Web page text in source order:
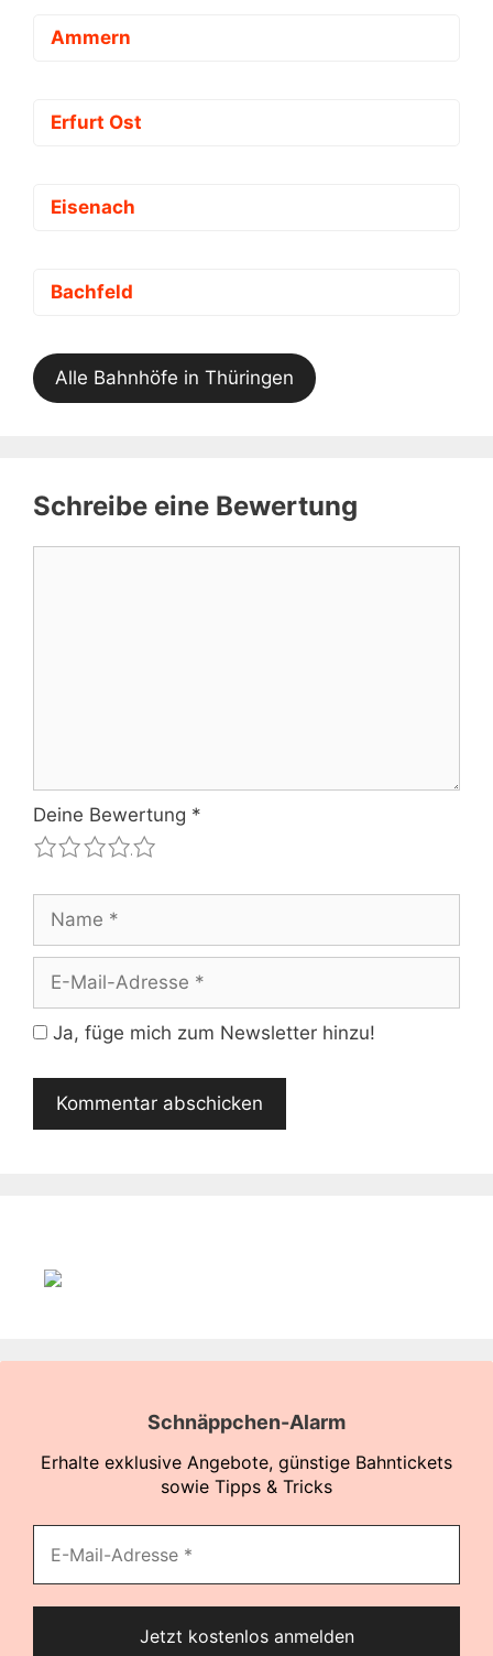
Ammern
Erfurt Ost
Eisenach
Bachfeld
Alle Bahnhöfe in Thüringen
Schreibe eine Bewertung
Deine Bewertung *
4
3
2
1
Mail-
Adresse
Ja, füge mich zum Newsletter hinzu!
Schnäppchen-Alarm
Erhalte exklusive Angebote, günstige Bahntickets
sowie Tipps & Tricks